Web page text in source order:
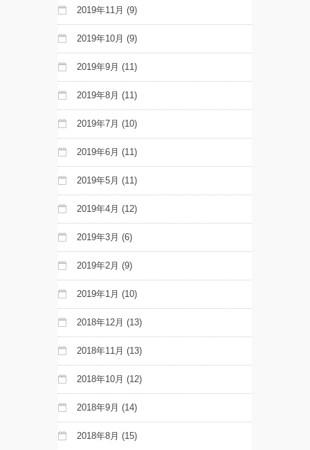
2019年11月 (9)
2019年10月 (9)
2019年9月 (11)
2019年8月 (11)
2019年7月 (10)
2019年6月 (11)
2019年5月 (11)
2019年4月 (12)
2019年3月 (6)
2019年2月 (9)
2019年1月 (10)
2018年12月 (13)
2018年11月 (13)
2018年10月 (12)
2018年9月 (14)
2018年8月 (15)